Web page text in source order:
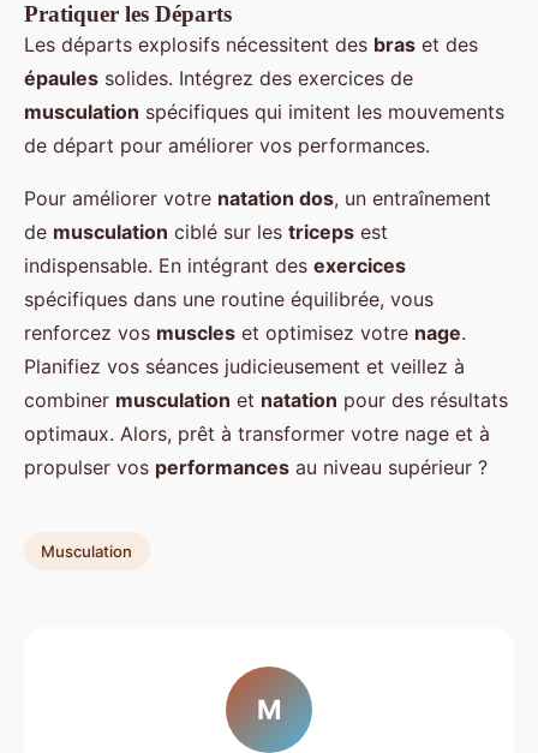
Pratiquer les Départs
Les départs explosifs nécessitent des bras et des
épaules solides. Intégrez des exercices de
musculation spécifiques qui imitent les mouvements
de départ pour améliorer vos performances.
Pour améliorer votre natation dos, un entraînement
de musculation ciblé sur les triceps est
indispensable. En intégrant des exercices
spécifiques dans une routine équilibrée, vous
renforcez vos muscles et optimisez votre nage.
Planifiez vos séances judicieusement et veillez à
combiner musculation et natation pour des résultats
optimaux. Alors, prêt à transformer votre nage et à
propulser vos performances au niveau supérieur ?
Musculation
M